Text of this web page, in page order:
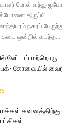
போல் வந்து
திருப்பி
நகரப்
ஒன்றில் கடந்த...
லேப்டாப் மற்றொரு
கோவையில்
மக்கள் கவனத்திற்கு-